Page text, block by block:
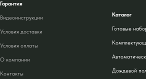
Гарантия
Видеоинструкции
Условия доставки
Условия оплаты
О компании
Контакты
Каталог
Готовые
Дождевой